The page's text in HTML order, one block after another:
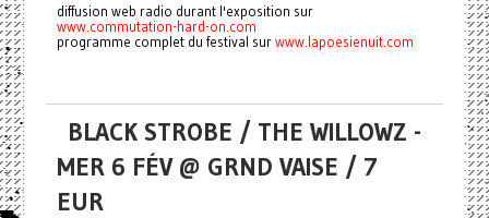
diffusion web radio durant l'exposition sur
www.commutation-hard-on.com
programme complet du festival surwww.lapoesienuit.com
BLACK STROBE / THE WILLOWZ -
MER 6 FÉV @ GRND VAISE / 7
EUR